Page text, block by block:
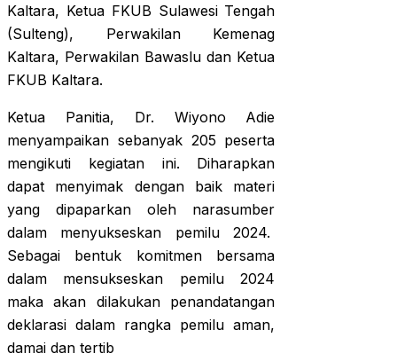
Kaltara, Ketua FKUB Sulawesi Tengah
(Sulteng), Perwakilan Kemenag
Kaltara, Perwakilan Bawaslu dan Ketua
FKUB Kaltara.
Ketua Panitia, Dr. Wiyono Adie
menyampaikan sebanyak 205 peserta
mengikuti kegiatan ini. Diharapkan
dapat menyimak dengan baik materi
yang dipaparkan oleh narasumber
dalam menyukseskan pemilu 2024.
Sebagai bentuk komitmen bersama
dalam mensukseskan pemilu 2024
maka akan dilakukan penandatangan
deklarasi dalam rangka pemilu aman,
damai dan tertib